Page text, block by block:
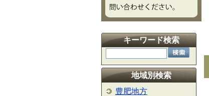
キーワード検索
地域別検索
豊肥地方